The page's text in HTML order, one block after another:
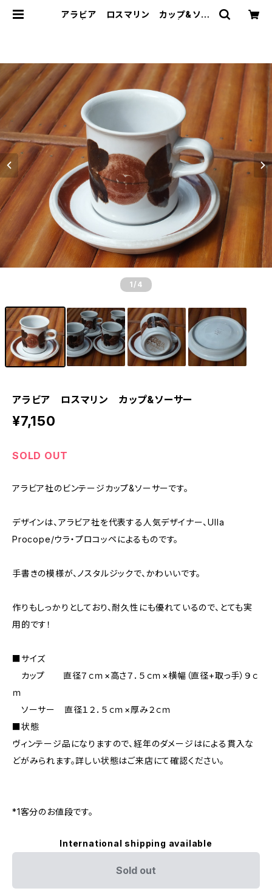
アラビア ロスマリン カップ&ソー
1 /4
アラビア ロスマリン カップ&ソーサー
¥7,150
SOLD OUT
アラビア社のビンテージカップ&ソーサーです。
デザインは、アラビア社を代表する人気デザイナー、Ulla
Procope/ウラ・プロコッペによるものです。
手書きの模様が、ノスタルジックで、かわいいです。
作りもしっかりとしており、耐久性にも優れているので、とても実
用的です！
■サイズ
カップ 直径７ｃｍ×高さ７．５ｃｍ×横幅（直径+取っ手）９ｃ
ｍ
ソーサー 直径１２．５ｃｍ×厚み２ｃｍ
■状態
ヴィンテージ品になりますので、経年のダメージはによる貫入な
どがみられます。詳しい状態はご来店にて確認ください。
*1客分のお値段です。
International shipping available
Sold out